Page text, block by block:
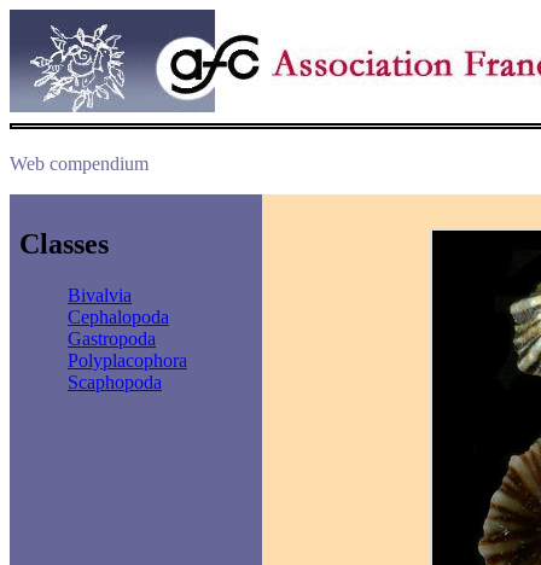
Web compendium
Classes
Bivalvia
Cephalopoda
Gastropoda
Polyplacophora
Scaphopoda